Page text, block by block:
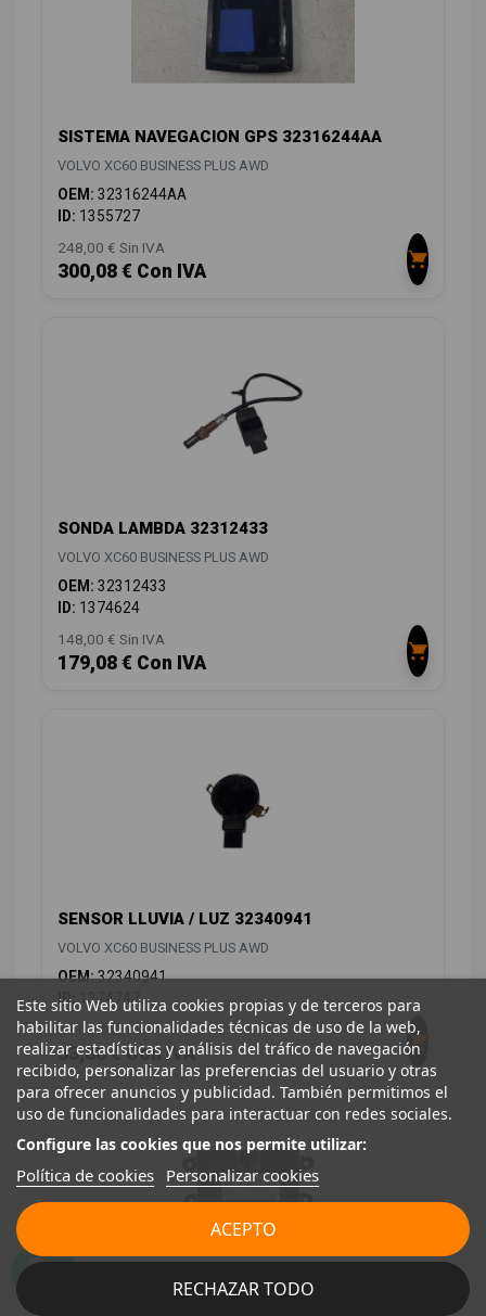
SISTEMA NAVEGACION GPS 32316244AA
VOLVO XC60 BUSINESS PLUS AWD
OEM: 32316244AA
ID: 1355727
248,00 € Sin IVA
300,08 € Con IVA
SONDA LAMBDA 32312433
VOLVO XC60 BUSINESS PLUS AWD
OEM: 32312433
ID: 1374624
148,00 € Sin IVA
179,08 € Con IVA
SENSOR LLUVIA / LUZ 32340941
VOLVO XC60 BUSINESS PLUS AWD
OEM:32340941
ID:1374747
28,00 € Sin IVA
33,88 € Con IVA
Este sitio Web utiliza cookies propias y de terceros para
habilitar las funcionalidades técnicas de uso de la web,
realizar estadísticas y análisis del tráfico de navegación
recibido, personalizar las preferencias del usuario y otras
para ofrecer anuncios y publicidad. También permitimos el
uso de funcionalidades para interactuar con redes sociales.
Configure las cookies que nos permite utilizar:
Política de cookies Personalizar cookies
RECHAZAR TODO
ACEPTO